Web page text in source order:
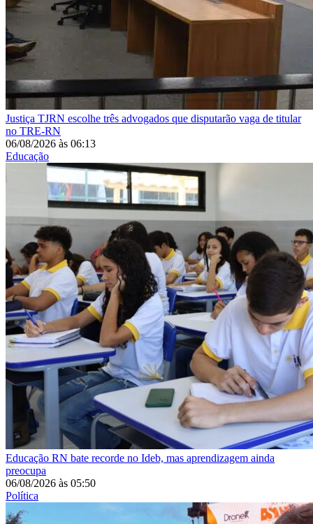
Justiça TJRN escolhe três advogados que disputarão vaga de titular
no TRE-RN
06/08/2026 às 06:13
Educação
Educação RN bate recorde no Ideb, mas aprendizagem ainda
preocupa
06/08/2026 às 05:50
Política